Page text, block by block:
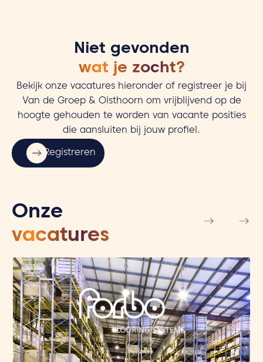
Niet gevonden
wat je zocht?
Bekijk onze vacatures hieronder of registreer je bij
Van de Groep & Olsthoorn om vrijblijvend op de
hoogte gehouden te worden van vacante posities
die aansluiten bij jouw profiel.
Registreren
Onze
vacatures